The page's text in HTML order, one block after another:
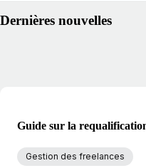
Dernières nouvelles
Guide sur la
Gestion des freelances